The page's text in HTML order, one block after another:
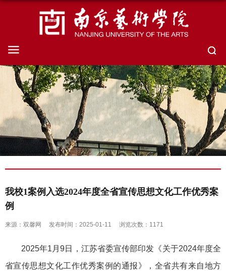
我校1案例入选2024年度全省宣传思想文化工作优秀案
例
来源：双馨网 发布时间：2025-01-11 浏览次数： 1171
2025年1月9日，江苏省委宣传部印发《关于2024年度全
省宣传思想文化工作优秀案例的通报》，全省共有来自地方